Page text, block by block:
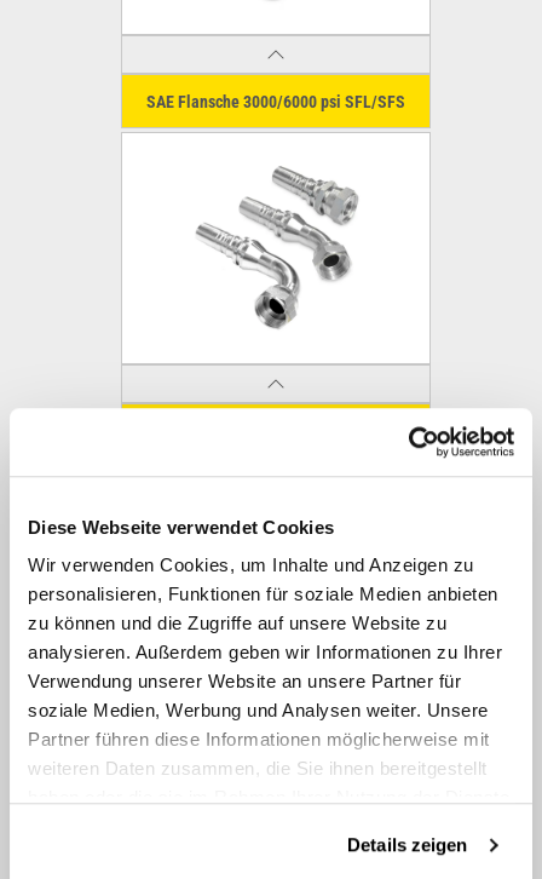
Diese Webseite verwendet Cookies
Wir verwenden Cookies, um Inhalte und Anzeigen zu
personalisieren, Funktionen für soziale Medien anbieten
zu können und die Zugriffe auf unsere Website zu
analysieren. Außerdem geben wir Informationen zu Ihrer
Verwendung unserer Website an unsere Partner für
soziale Medien, Werbung und Analysen weiter. Unsere
Partner führen diese Informationen möglicherweise mit
weiteren Daten zusammen, die Sie ihnen bereitgestellt
Details zeigen
SAE Flansche 3000/6000 psi SFL/SFS
JIC